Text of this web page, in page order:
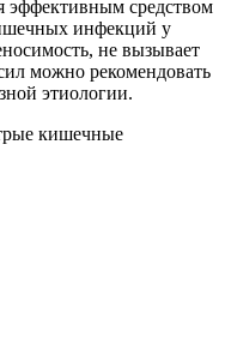
эффективным средством
инфекций у
не вызывает
можно рекомендовать
этиологии.
кишечные